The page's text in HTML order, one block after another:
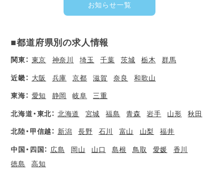
お知らせ一覧
■都道府県別の求人情報
関東： 東京 神奈川 埼玉 千葉 茨城 栃木 群馬
近畿： 大阪 兵庫 京都 滋賀 奈良 和歌山
東海： 愛知 静岡 岐阜 三重
北海道・東北： 北海道 宮城 福島 青森 岩手 山形 秋田
北陸・甲信越： 新潟 長野 石川 富山 山梨 福井
中国・四国： 広島 岡山 山口 島根 鳥取 愛媛
香川
徳島
高知